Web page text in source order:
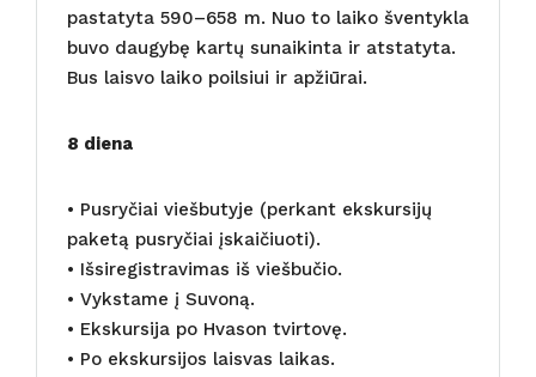
pastatyta 590–658 m. Nuo to laiko šventykla
buvo daugybę kartų sunaikinta ir atstatyta.
Bus laisvo laiko poilsiui ir apžiūrai.
8 diena
• Pusryčiai viešbutyje (perkant ekskursijų
paketą pusryčiai įskaičiuoti).
• Išsiregistravimas iš viešbučio.
• Vykstame į Suvoną.
• Ekskursija po Hvason tvirtovę.
• Po ekskursijos laisvas laikas.